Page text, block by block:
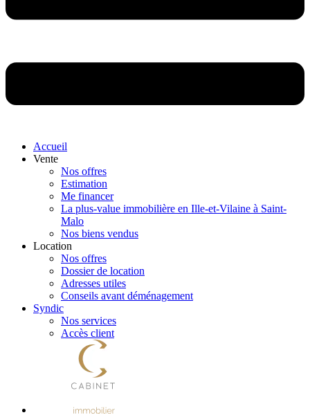
Accueil
Vente
Nos offres
Estimation
Me financer
La plus-value immobilière en Ille-et-Vilaine à Saint-
Malo
Nos biens vendus
Location
Nos offres
Dossier de location
Adresses utiles
Conseils avant déménagement
Syndic
Nos services
Accès client